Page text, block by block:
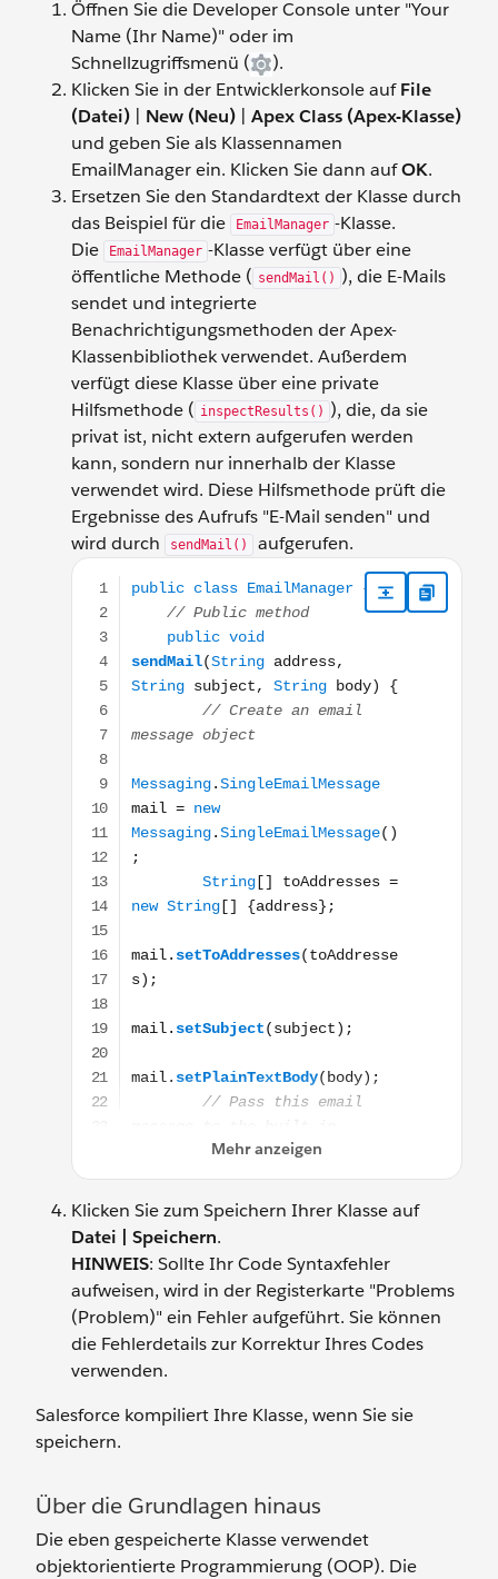
Öffnen Sie die Developer Console unter "Your
Name (Ihr Name)" oder im
Schnellzugriffsmenü (
).
Klicken Sie in der Entwicklerkonsole aufFile
(Datei)
New (Neu)
Apex Class (Apex-Klasse)
und geben Sie als Klassennamen
EmailManager ein. Klicken Sie dann aufOK.
Ersetzen Sie den Standardtext der Klasse durch
das Beispiel für die
EmailManager -Klasse.
Die
EmailManager -Klasse verfügt über eine
öffentliche Methode ( sendMail() ), die E-Mails
sendet und integrierte
Benachrichtigungsmethoden der Apex-
Klassenbibliothek verwendet. Außerdem
verfügt diese Klasse über eine private
Hilfsmethode ( inspectResults() ), die, da sie
privat ist, nicht extern aufgerufen werden
kann, sondern nur innerhalb der Klasse
verwendet wird. Diese Hilfsmethode prüft die
Ergebnisse des Aufrufs "E-Mail senden" und
wird durch
sendMail()
aufgerufen.
public class EmailManager { // Public method
Klicken Sie zum Speichern Ihrer Klasse auf
Datei | Speichern.
HINWEIS: Sollte Ihr Code Syntaxfehler
aufweisen, wird in der Registerkarte "Problems
(Problem)" ein Fehler aufgeführt. Sie können
die Fehlerdetails zur Korrektur Ihres Codes
verwenden.
Salesforce kompiliert Ihre Klasse, wenn Sie sie
speichern.
Über die Grundlagen hinaus
Die eben gespeicherte Klasse verwendet
objektorientierte Programmierung (OOP). Die